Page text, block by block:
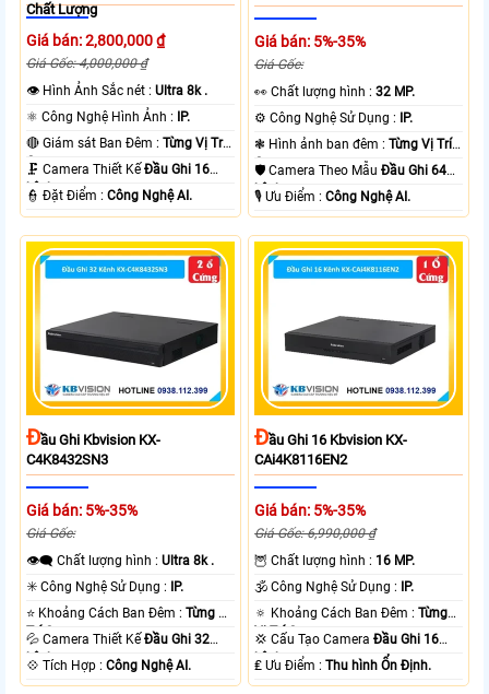
Chất Lượng
Giá bán: 2,800,000 ₫
Giá Gốc: 4,000,000 ₫
👁 Hình Ảnh Sắc nét :Ultra 8k .
⚛️ Công Nghệ Hình Ảnh :
IP.
🔴 Giám sát Ban Đêm :Từng Vị Trí
Camera .
🗜️ Camera Thiết KếĐầu Ghi 16
kênh.
️👮 Đặt Điểm :Công Nghệ AI.
Giá bán: 5%-35%
Giá Gốc:
️👀 Chất lượng hình :32 MP.
⚙ Công Nghệ Sử Dụng :
IP.
❃ Hình ảnh ban đêm :Từng Vị Trí
Camera .
🛡 Camera Theo MẫuĐầu Ghi 64
kênh.
️🎙 Ưu Điểm :Công Nghệ AI.
ĐẦu Ghi Kbvision KX-
C4K8432SN3
Giá bán: 5%-35%
Giá Gốc:
👁️‍🗨 Chất lượng hình :Ultra 8k .
✳️ Công Nghệ Sử Dụng :
IP.
⭐ Khoảng Cách Ban Đêm :Từng Vị
Trí Camera .
💦 Camera Thiết KếĐầu Ghi 32
kênh.
️💠 Tích Hợp :Công Nghệ AI.
ĐẦu Ghi 16 Kbvision KX-
CAi4K8116EN2
Giá bán: 5%-35%
Giá Gốc: 6,990,000 ₫
🦉 Chất lượng hình : 16 MP.
🕉️ Công Nghệ Sử Dụng :
IP.
🔅 Khoảng Cách Ban Đêm :Từng
Vị Trí Camera .
💢 Cấu Tạo CameraĐầu Ghi 16
kênh.
️₤ Ưu Điểm :Thu hình Ổn Định.